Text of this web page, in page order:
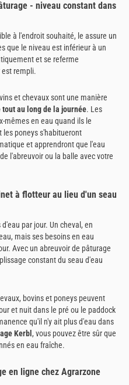
- niveau constant dans
à l'endroit souhaité, le assure un
que le niveau est inférieur à un
et se referme
rempli.
et chevaux sont une manière
au long de la journée. Les
mêmes en eau quand ils le
les poneys s'habitueront
et apprendront que l'eau
l'abreuvoir ou la balle avec votre
à flotteur au lieu d'un seau
par jour. Un cheval, en
mais ses besoins en eau
Avec un abreuvoir de pâturage
constant du seau d'eau
bovins et poneys peuvent
et nuit dans le pré ou le paddock
qu'il n'y ait plus d'eau dans
Kerbl , vous pouvez être sûr que
en eau fraîche.
en ligne chez Agrarzone